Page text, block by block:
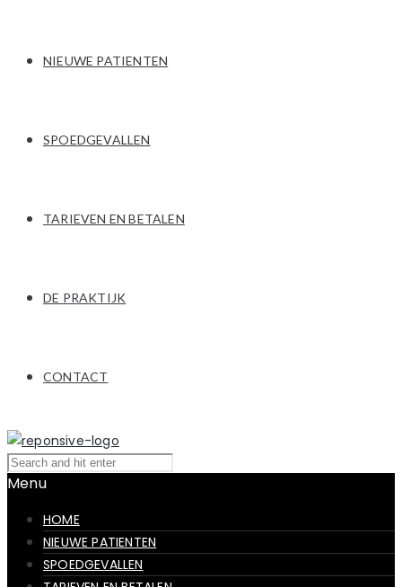
NIEUWE PATIENTEN
SPOEDGEVALLEN
TARIEVEN EN BETALEN
DE PRAKTIJK
CONTACT
Menu
HOME
NIEUWE PATIENTEN
SPOEDGEVALLEN